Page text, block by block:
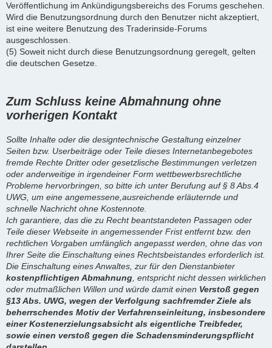
Veröffentlichung im Ankündigungsbereichs des Forums geschehen.
Wird die Benutzungsordnung durch den Benutzer nicht akzeptiert,
ist eine weitere Benutzung des Traderinside-Forums
ausgeschlossen.
(5) Soweit nicht durch diese Benutzungsordnung geregelt, gelten
die deutschen Gesetze.
Zum Schluss keine Abmahnung ohne
vorherigen Kontakt
Sollte Inhalte oder die designtechnische Gestaltung einzelner
Seiten bzw. Userbeiträge oder Teile dieses Internetanbegebotes
fremde Rechte Dritter oder gesetzlische Bestimmungen verletzen
oder anderweitige in irgendeiner Form wettbewerbsrechtliche
Probleme hervorbringen, so bitte ich unter Berufung auf § 8 Abs.4
UWG, um eine angemessene,ausreichende erläuternde und
schnelle Nachricht ohne Kostennote.
Ich garantiere, das die zu Recht beantstandeten Passagen oder
Teile dieser Webseite in angemessender Frist entfernt bzw. den
rechtlichen Vorgaben umfänglich angepasst werden, ohne das von
Ihrer Seite die Einschaltung eines Rechtsbeistandes erforderlich ist.
Die Einschaltung eines Anwaltes, zur für den Dienstanbieter
kostenpflichtigen Abmahnung , entspricht nicht dessen wirklichen
oder mutmaßlichen Willen und würde damit einen Verstoß gegen
§13 Abs. UWG, wegen der Verfolgung sachfremder Ziele als
beherrschendes Motiv der Verfahrenseinleitung, insbesondere
einer Kostenerzielungsabsicht als eigentliche Treibfeder,
sowie einen verstoß gegen die Schadensminderungspflicht